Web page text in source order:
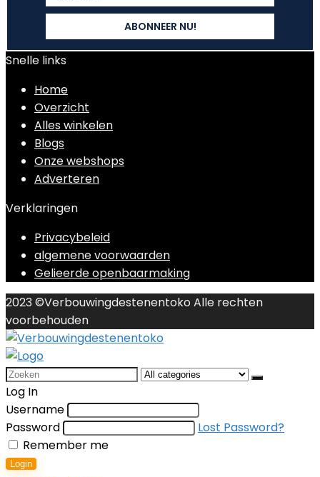
Snelle links
Home
Overzicht
Alles winkelen
Blogs
Onze webshops
Adverteren
Verklaringen
Privacybeleid
algemene voorwaarden
Gelieerde openbaarmaking
2023 ©Verbouwingdestenentoko Alle rechten
voorbehouden
Search
for:
Log In
Username
Password
Lost Password?
Remember me
Login